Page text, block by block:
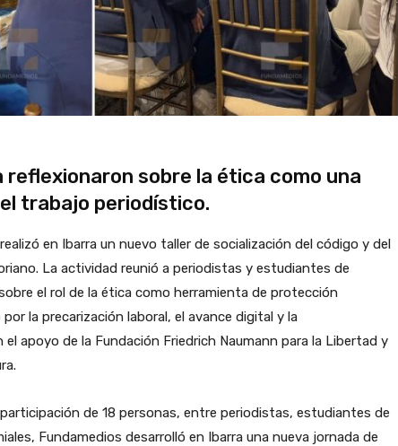
sobre la ética como una
trabajo periodístico.
en Ibarra un nuevo taller de socialización del código y del
La actividad reunió a periodistas y estudiantes de
el rol de la ética como herramienta de protección
la precarización laboral, el avance digital y la
apoyo de la Fundación Friedrich Naumann para la Libertad y
de 18 personas, entre periodistas, estudiantes de
Fundamedios desarrolló en Ibarra una nueva jornada de